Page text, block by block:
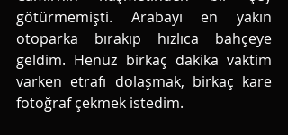
götürmemişti. Arabayı en yakın
otoparka bırakıp hızlıca bahçeye
geldim. Henüz birkaç dakika vaktim
varken etrafı dolaşmak, birkaç kare
fotoğraf çekmek istedim.